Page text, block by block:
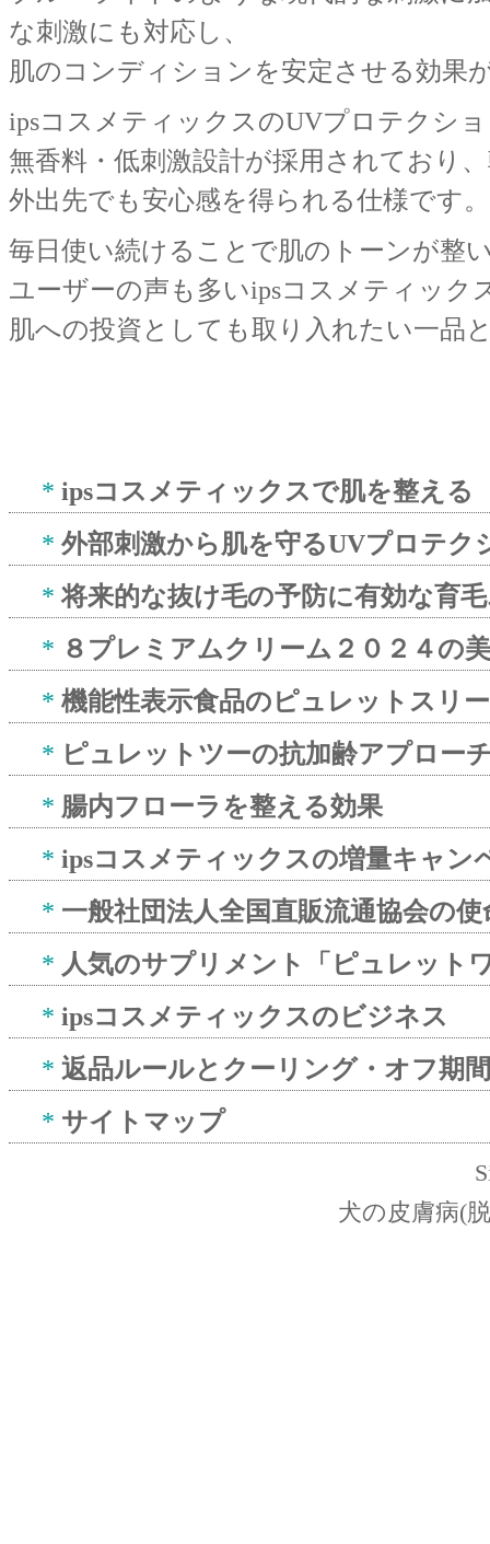
な刺激にも対応し、
肌のコンディションを安定させる効果
ipsコスメティックスのUVプロテクシ
無香料・低刺激設計が採用されており
外出先でも安心感を得られる仕様です。
毎日使い続けることで肌のトーンが整
ユーザーの声も多いipsコスメティッ
肌への投資としても取り入れたい一品
* ipsコスメティックスで肌を整える
* 外部刺激から肌を守るUVプロテク
*将来的な抜け毛の予防に有効な育
* ８プレミアムクリーム２０２４の
* 機能性表示食品のピュレットスリ
* ピュレットツーの抗加齢アプロー
* 腸内フローラを整える効果
* ipsコスメティックスの増量キャン
* 一般社団法人全国直販流通協会の使
* 人気のサプリメント「ピュレット
* ipsコスメティックスのビジネス
* 返品ルールとクーリング・オフ期間
* サイトマップ
犬の皮膚病(